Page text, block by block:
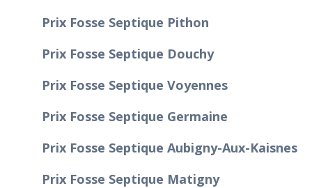
Prix Fosse Septique Pithon
Prix Fosse Septique Douchy
Prix Fosse Septique Voyennes
Prix Fosse Septique Germaine
Prix Fosse Septique Aubigny-Aux-Kaisnes
Prix Fosse Septique Matigny